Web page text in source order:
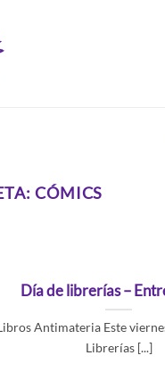
CÓMICS
Día de librerías –
Antimateria Este
Librerías [...]